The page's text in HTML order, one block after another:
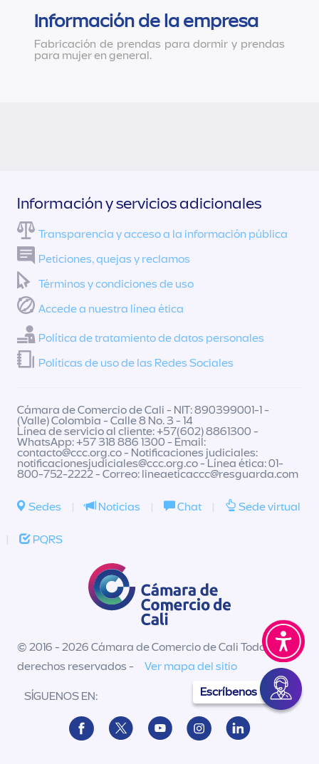
Información de la empresa
Fabricación de prendas para dormir y prendas
para mujer en general.
Escríbenos
Información y servicios adicionales
Transparencia y acceso a la información pública
Peticiones, quejas y reclamos
Términos y condiciones de uso
Accede a nuestra línea ética
Política de tratamiento de datos personales
Políticas de uso de las Redes Sociales
Cámara de Comercio de Cali - NIT: 890399001-1 -
(Valle) Colombia - Calle 8 No. 3 - 14
Línea de servicio al cliente: +57(602) 8861300 -
WhatsApp: +57 318 886 1300 - Email:
contacto@ccc.org.co- Notificaciones judiciales:
notificacionesjudiciales@ccc.org.co- Línea ética: 01-
800-752-2222 - Correo: lineaeticaccc@resguarda.com
Sedes | Noticias | Chat | Sede virtual
| PQRS
© 2016 - 2026 Cámara de Comercio de Cali Todos los
derechos reservados -
Ver mapa del sitio
SÍGUENOS EN: